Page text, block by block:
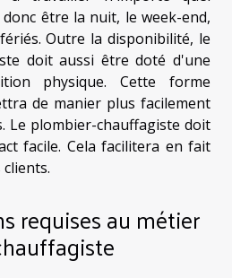
être la nuit, le week-end,
Outre la disponibilité, le
doit aussi être doté d'une
physique. Cette forme
de manier plus facilement
Le plombier-chauffagiste doit
facile. Cela facilitera en fait
requises au métier